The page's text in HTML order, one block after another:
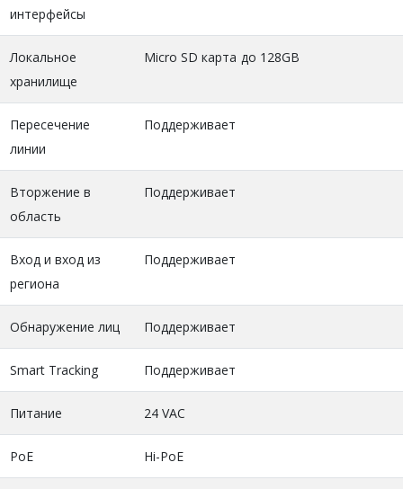
интерфейсы
Локальное
хранилище
Micro SD карта до 128GB
Пересечение
линии
Поддерживает
Вторжение в
область
Поддерживает
Вход и вход из
региона
Поддерживает
Обнаружение лиц Поддерживает
Smart Tracking Поддерживает
Питание 24 VAC
PoE Hi-PoE